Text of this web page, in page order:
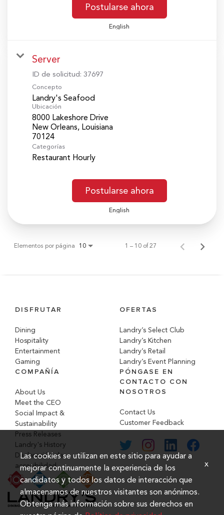
Postularse ahora
English
Server
ID de solicitud: 37697
Concepto
Landry's Seafood
Ubicación
8000 Lakeshore Drive
New Orleans, Louisiana
Categorías
Restaurant Hourly
Postularse ahora
English
Elementos por página 10 1 – 10 of 27
DISFRUTAR
Dining
Hospitality
Entertainment
Gaming
OFERTAS
Landry’s Select Club
Landry’s Kitchen
Landry’s Retail
Landry’s Event Planning
COMPAÑÍA
About Us
Meet the CEO
Social Impact &
Sustainability
Press Releases
Landry's History
Declaración de
accesibilidad
PÓNGASE EN
CONTACTO CON
NOSOTROS
Contact Us
Customer Feedback
Las cookies se utilizan en este sitio para ayudar a
mejorar continuamente la experiencia de los
candidatos y todos los datos de interacción que
almacenamos de nuestros visitantes son anónimos.
Obtenga más información sobre sus derechos en
x